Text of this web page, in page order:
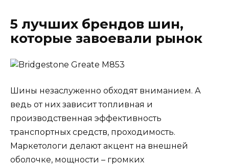
5 лучших брендов шин,
которые завоевали рынок
Шины незаслуженно обходят вниманием. А
ведь от них зависит топливная и
производственная эффективность
транспортных средств, проходимость.
Маркетологи делают акцент на внешней
оболочке, мощности – громких